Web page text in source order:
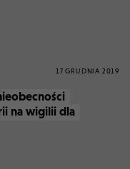
17 GRUDNIA 2019
na wigilii dla